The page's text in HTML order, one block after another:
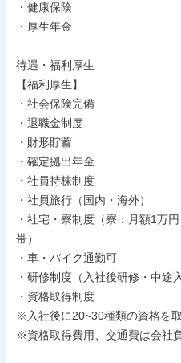
・健康保険
・厚生年金
待遇・福利厚生
【福利厚生】
・社会保険完備
・退職金制度
・財形貯蓄
・確定拠出年金
・社員持株制度
・社員旅行（国内・海外）
・社宅・寮制度（寮：月額1万
帯）
・車・バイク通勤可
・研修制度（入社後研修・中途
・資格取得制度
※入社後に20~30種類の資格を
※資格取得費用、交通費は会社